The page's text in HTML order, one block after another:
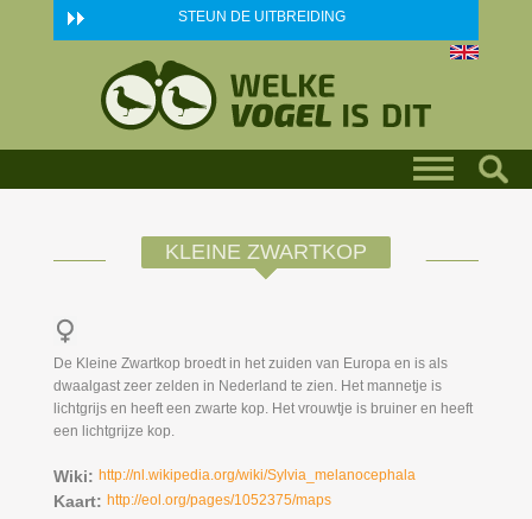
Skip to main content STEUN DE UITBREIDING
KLEINE ZWARTKOP
De Kleine Zwartkop broedt in het zuiden van Europa en is als
dwaalgast zeer zelden in Nederland te zien. Het mannetje is
lichtgrijs en heeft een zwarte kop. Het vrouwtje is bruiner en heeft
een lichtgrijze kop.
Wiki: http://nl.wikipedia.org/wiki/Sylvia_melanocephala
Kaart: http://eol.org/pages/1052375/maps